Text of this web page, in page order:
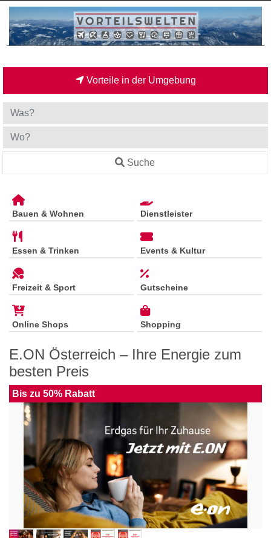
Vorteile in der Umgebung
Suche
Bauen & Wohnen Dienstleister
Essen & Trinken Events & Kultur
Freizeit & Sport Gutscheine
Online Shops Shopping
E.ON Österreich – Ihre Energie zum
besten Preis
Bis zu 50% Rabatt